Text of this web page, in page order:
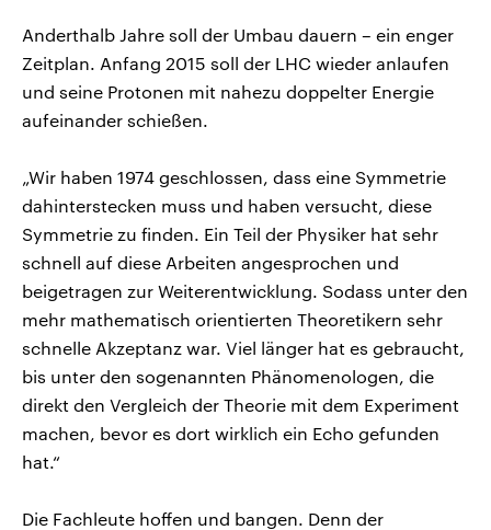
Anderthalb Jahre soll der Umbau dauern – ein enger
Zeitplan. Anfang 2015 soll der LHC wieder anlaufen
und seine Protonen mit nahezu doppelter Energie
aufeinander schießen.
„Wir haben 1974 geschlossen, dass eine Symmetrie
dahinterstecken muss und haben versucht, diese
Symmetrie zu finden. Ein Teil der Physiker hat sehr
schnell auf diese Arbeiten angesprochen und
beigetragen zur Weiterentwicklung. Sodass unter den
mehr mathematisch orientierten Theoretikern sehr
schnelle Akzeptanz war. Viel länger hat es gebraucht,
bis unter den sogenannten Phänomenologen, die
direkt den Vergleich der Theorie mit dem Experiment
machen, bevor es dort wirklich ein Echo gefunden
hat.“
Die Fachleute hoffen und bangen. Denn der